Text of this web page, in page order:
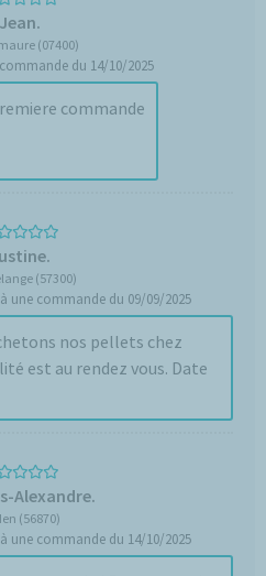
Jean.
(07400)
du 14/10/2025
commande
(57300)
une commande du 09/09/2025
nos pellets chez
est au rendez vous. Date
Alexandre.
(56870)
une commande du 14/10/2025